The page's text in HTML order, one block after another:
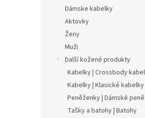
Dámske kabelky
Aktovky
Ženy
Muži
Další kožené produkty
Kabelky | Crossbody
Kabelky | Klasické kabelky
Peněženky | Dámské
Tašky a batohy | Batohy